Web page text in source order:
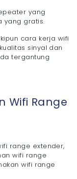
yang
yang gratis.
cara kerja wifi
sinyal dan
tergantung
Wifi Range
range extender,
wifi range
wifi range